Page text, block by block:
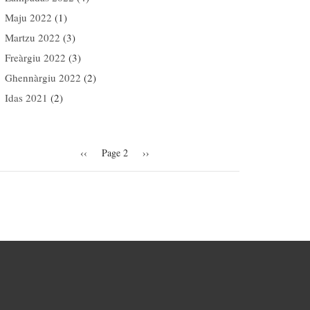
Maju 2022 (1)
Martzu 2022 (3)
Freàrgiu 2022 (3)
Ghennàrgiu 2022 (2)
Idas 2021 (2)
Previous
‹‹ Page 2 Next
››